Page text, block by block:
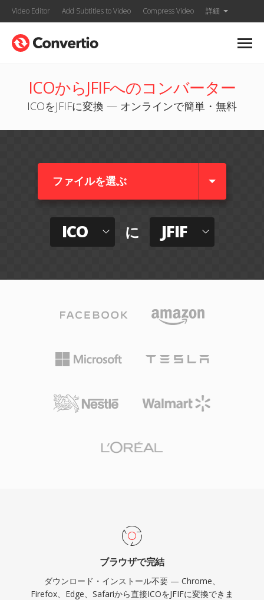
Video Editor Add Subtitles to Video Compress Video 詳細
ICOからJFIFへのコンバーター
ICOをJFIFに変換 — オンラインで簡単・無料
ファイルを選ぶ
ICO に JFIF
ブラウザで完結
ダウンロード・インストール不要 — Chrome、
Firefox、Edge、Safariから直接ICOをJFIFに変換できま